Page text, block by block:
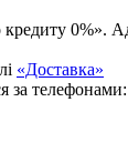
«Доставка»
за